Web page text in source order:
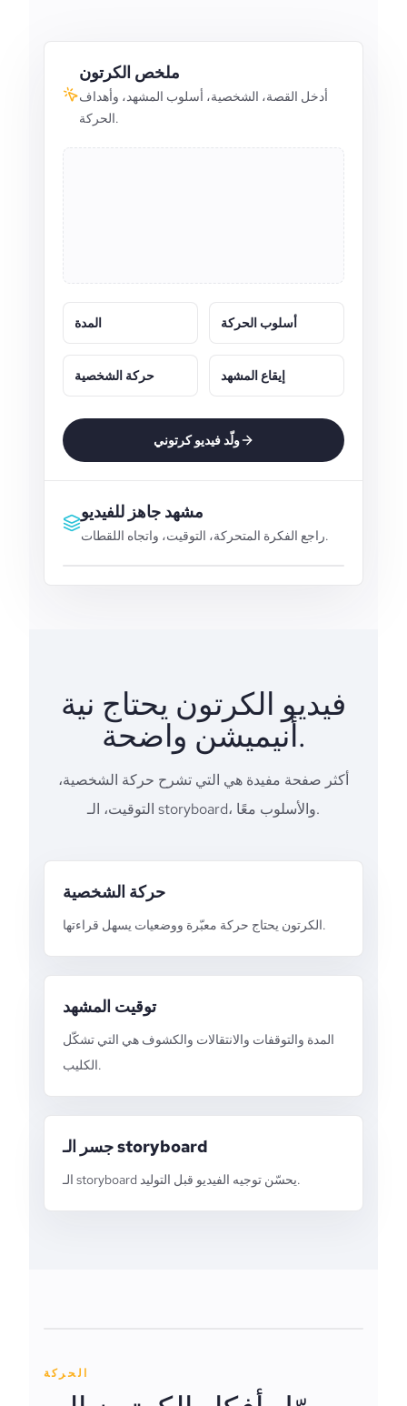
ملخص الكرتون
أدخل القصة، الشخصية، أسلوب المشهد، وأهداف
الحركة.
المدة أسلوب الحركة
حركة الشخصية إيقاع المشهد
ولّد فيديو كرتوني
مشهد جاهز للفيديو
راجع الفكرة المتحركة، التوقيت، واتجاه اللقطات.
فيديو الكرتون يحتاج نية
أنيميشن واضحة.
أكثر صفحة مفيدة هي التي تشرح حركة الشخصية،
التوقيت، الـ storyboard، والأسلوب معًا.
حركة الشخصية
الكرتون يحتاج حركة معبّرة ووضعيات يسهل قراءتها.
توقيت المشهد
المدة والتوقفات والانتقالات والكشوف هي التي تشكّل
الكليب.
جسر الـ storyboard
الـ storyboard يحسّن توجيه الفيديو قبل التوليد.
الحركة